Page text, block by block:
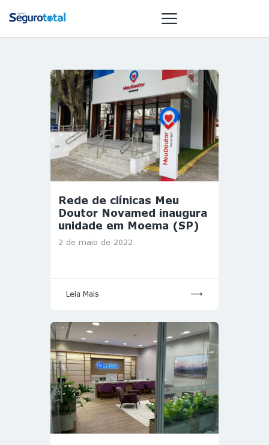
NOTÍCIAS
REVISTA
ESPECIAIS
GAIVOTA DE
OURO
ST SUMMIT
GESTORAS
HOMEST
HOME
Rede de clínicas Meu
Doutor Novamed inaugura
unidade em Moema (SP)
2 de maio de 2022
Leia Mais